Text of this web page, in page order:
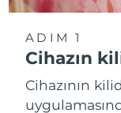
ADIM 1
Cihazın
Cihazının